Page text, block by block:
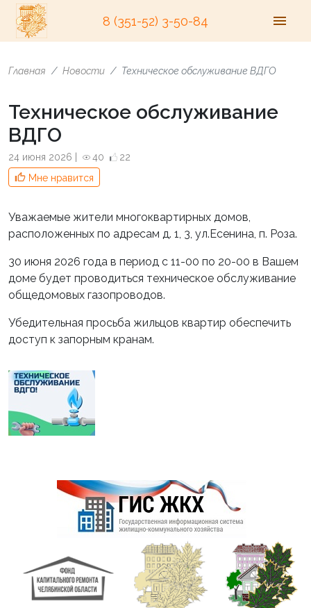
8 (351-52) 3-50-84
Главная Новости Техническое обслуживание ВДГО
Техническое обслуживание
ВДГО
24 июня 2026 | 40
22
Мне нравится
Уважаемые жители многоквартирных домов,
расположенных по адресам д. 1, 3, ул.Есенина, п. Роза.
30 июня 2026 года в период с 11-00 по 20-00 в Вашем
доме будет проводиться техническое обслуживание
общедомовых газопроводов.
Убедительная просьба жильцов квартир обеспечить
доступ к запорным кранам.